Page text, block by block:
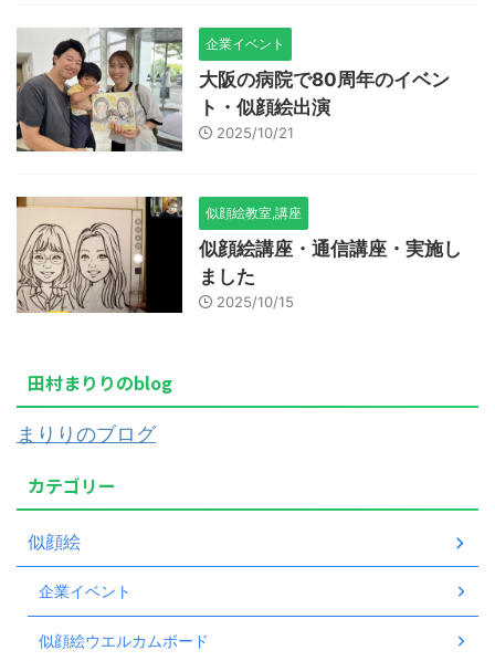
企業イベント
大阪の病院で80周年のイベン
ト・似顔絵出演
2025/10/21
似顔絵教室,講座
似顔絵講座・通信講座・実施し
ました
2025/10/15
田村まりりのblog
まりりのブログ
カテゴリー
似顔絵
企業イベント
似顔絵ウエルカムボード